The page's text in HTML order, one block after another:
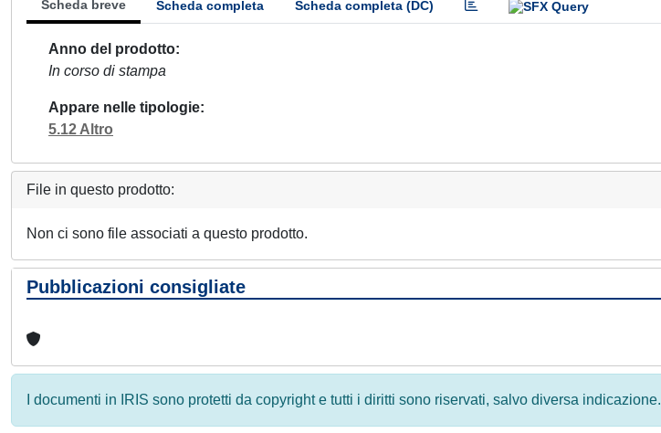
Scheda breve Scheda completa Scheda completa (DC)
Anno del prodotto
In corso di stampa
Appare nelle tipologie
5.12 Altro
File in questo prodotto:
Non ci sono file associati a questo prodotto.
Pubblicazioni consigliate
I documenti in IRIS sono protetti da copyright e tutti i diritti sono riservati, salvo diversa indicazione.